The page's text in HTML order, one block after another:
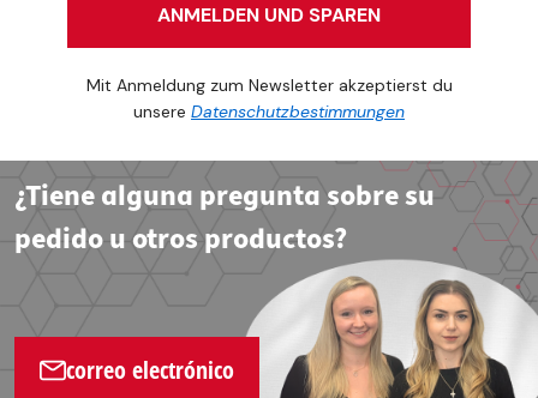
ANMELDEN UND SPAREN
Mit Anmeldung zum Newsletter akzeptierst du
unsere Datenschutzbestimmungen
¿Tiene alguna pregunta sobre su
pedido u otros productos?
correo electrónico